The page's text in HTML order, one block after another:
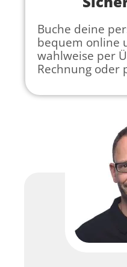
Buche deine
bequem online
wahlweise per
Rechnung oder